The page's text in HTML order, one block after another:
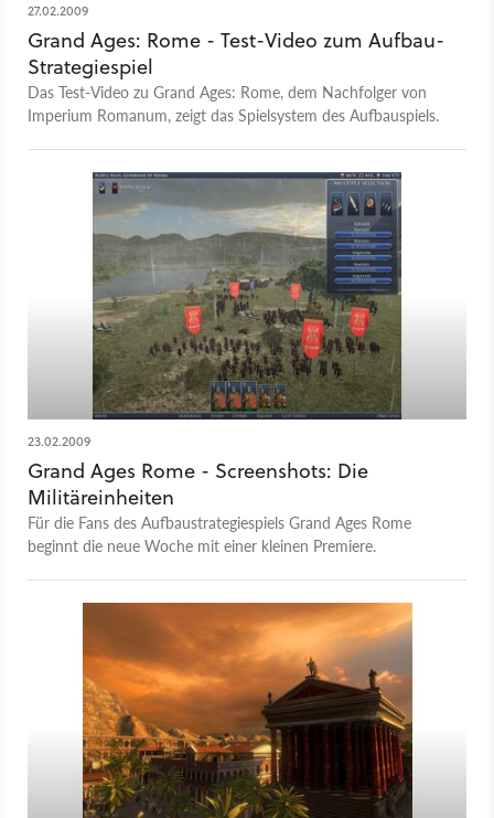
27.02.2009
Grand Ages: Rome - Test-Video zum Aufbau-
Strategiespiel
Das Test-Video zu Grand Ages: Rome, dem Nachfolger von
Imperium Romanum, zeigt das Spielsystem des Aufbauspiels.
23.02.2009
Grand Ages Rome - Screenshots: Die
Militäreinheiten
Für die Fans des Aufbaustrategiespiels Grand Ages Rome
beginnt die neue Woche mit einer kleinen Premiere.